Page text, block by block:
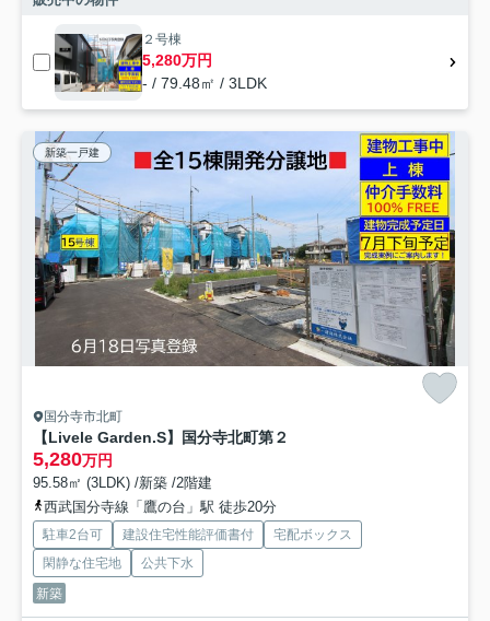
２号棟
5,280万円
- / 79.48㎡ / 3LDK
新築一戸建
国分寺市北町
【Livele Garden.S】国分寺北町第２
5,280万円
95.58㎡ (3LDK) /新築 /2階建
西武国分寺線「鷹の台」駅 徒歩20分
駐車2台可 建設住宅性能評価書付
宅配ボックス
閑静な住宅地
公共下水
新築